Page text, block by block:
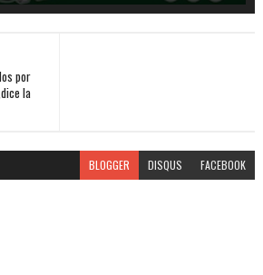
por
la
BLOGGER DISQUS FACEBOOK